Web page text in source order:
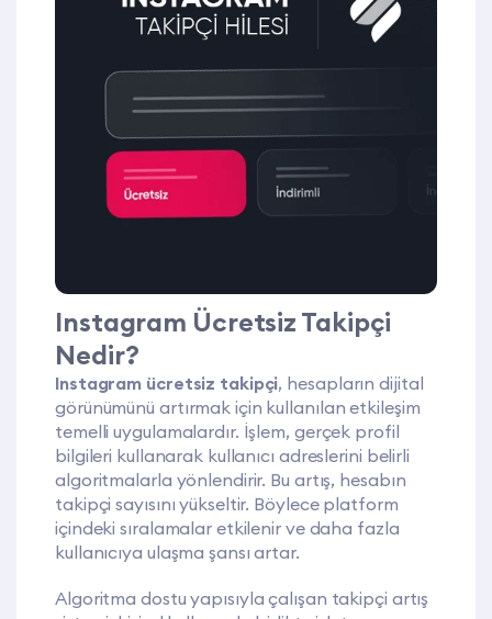
Instagram Ücretsiz Takipçi
Nedir?
Instagram ücretsiz takipçi, hesapların dijital
görünümünü artırmak için kullanılan etkileşim
temelli uygulamalardır. İşlem, gerçek profil
bilgileri kullanarak kullanıcı adreslerini belirli
algoritmalarla yönlendirir. Bu artış, hesabın
takipçi sayısını yükseltir. Böylece platform
içindeki sıralamalar etkilenir ve daha fazla
kullanıcıya ulaşma şansı artar.
Algoritma dostu yapısıyla çalışan takipçi artış